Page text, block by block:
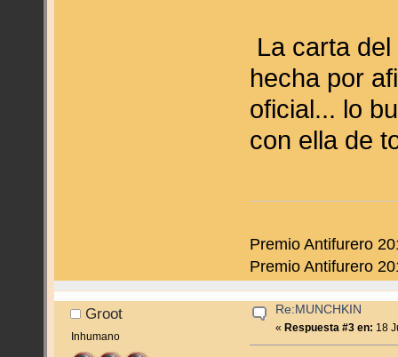
La carta
hecha por
oficial... lo
con ella de
Premio Antifurero
Premio Antifurero
Groot
Inhumano
Re:MUNCHKIN
« Respuesta #3 en: 18